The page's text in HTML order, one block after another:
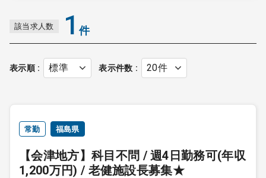
0120-337-613
クリニック開業
採用をお考えの医療機関の方
該当求人数 1 件
表示順 表示件数
常勤 福島県
【会津地方】科目不問 / 週4日勤務可(年収
1,200万円) / 老健施設長募集★